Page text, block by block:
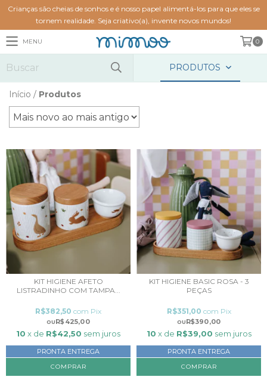
Crianças são cheias de sonhos e é nosso papel alimentá-los para que eles se
tornem realidade. Seja criativo(a), invente novos mundos!
MENU 0
PRODUTOS
Início / Produtos
KIT HIGIENE AFETO
LISTRADINHO COM TAMPA...
R$425,00
R$382,50 com Pix
10 x de R$42,50 sem juros
PRONTA ENTREGA
KIT HIGIENE BASIC ROSA - 3
PEÇAS
R$390,00
R$351,00 com Pix
10 x de R$39,00 sem juros
PRONTA ENTREGA